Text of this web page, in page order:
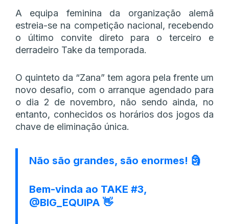
A equipa feminina da organização alemã
estreia-se na competição nacional, recebendo
o último convite direto para o terceiro e
derradeiro Take da temporada.
O quinteto da “Zana” tem agora pela frente um
novo desafio, com o arranque agendado para
o dia 2 de novembro, não sendo ainda, no
entanto, conhecidos os horários dos jogos da
chave de eliminação única.
Não são grandes, são enormes! 🗿
Bem-vinda ao TAKE #3,
@BIG_EQUIPA 👋